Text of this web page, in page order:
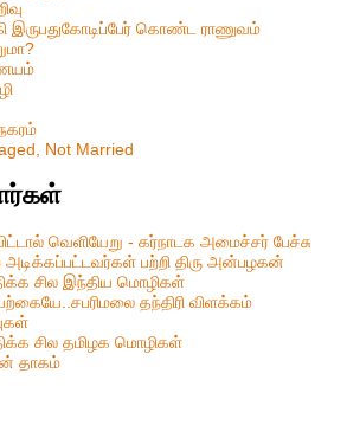
கொண்ட ராணுவம்
Not Married
வெளியேறு - கர்நாடக அமைச்சர் பேச்சு
அடிக்கப்பட்டவர்கள் பற்றி திரு அன்பழகன்
சில இந்திய மொழிகள்
தந்திரி விளக்கம்
சில தமிழக மொழிகள்
தாகம்